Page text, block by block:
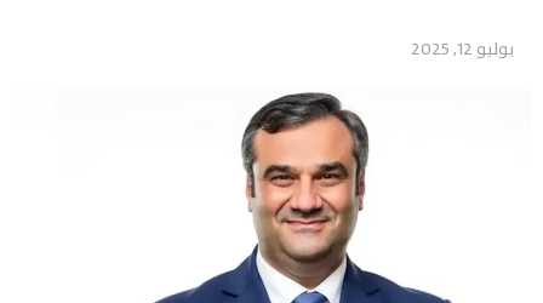
يوليو 12, 2025